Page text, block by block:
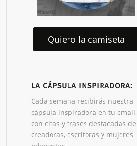
Quiero la camiseta
LA CÁPSULA INSPIRADORA:
Cada semana recibirás nuestra
cápsula inspiradora en tu email,
con citas y frases destacadas de
creadoras, escritoras y mujeres